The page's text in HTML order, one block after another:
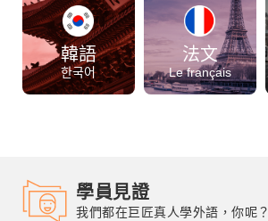
部落格 粉絲團
韓語
한국어
法文
Le français
學員見證
我們都在巨匠真人學外語，你呢？